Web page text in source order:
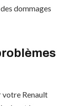
dommages
votre Renault